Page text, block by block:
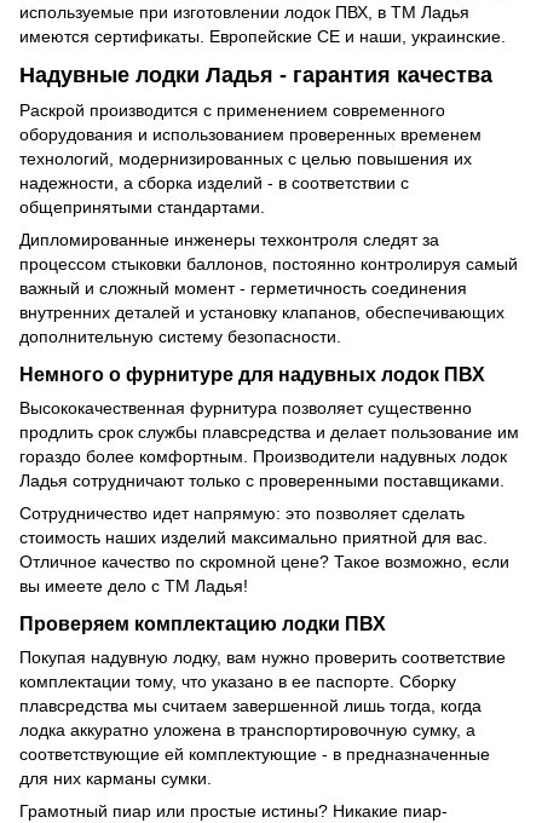
используемые при изготовлении лодок ПВХ, в ТМ Ладья
имеются сертификаты. Европейские СЕ и наши, украинские.
Надувные лодки Ладья - гарантия качества
Раскрой производится с применением современного
оборудования и использованием проверенных временем
технологий, модернизированных с целью повышения их
надежности, а сборка изделий - в соответствии с
общепринятыми стандартами.
Дипломированные инженеры техконтроля следят за
процессом стыковки баллонов, постоянно контролируя самый
важный и сложный момент - герметичность соединения
внутренних деталей и установку клапанов, обеспечивающих
дополнительную систему безопасности.
Немного о фурнитуре для надувных лодок ПВХ
Высококачественная фурнитура позволяет существенно
продлить срок службы плавсредства и делает пользование им
гораздо более комфортным. Производители надувных лодок
Ладья сотрудничают только с проверенными поставщиками.
Сотрудничество идет напрямую: это позволяет сделать
стоимость наших изделий максимально приятной для вас.
Отличное качество по скромной цене? Такое возможно, если
вы имеете дело с ТМ Ладья!
Проверяем комплектацию лодки ПВХ
Покупая надувную лодку, вам нужно проверить соответствие
комплектации тому, что указано в ее паспорте. Сборку
плавсредства мы считаем завершенной лишь тогда, когда
лодка аккуратно уложена в транспортировочную сумку, а
соответствующие ей комплектующие - в предназначенные
для них карманы сумки.
Грамотный пиар или простые истины? Никакие пиар-